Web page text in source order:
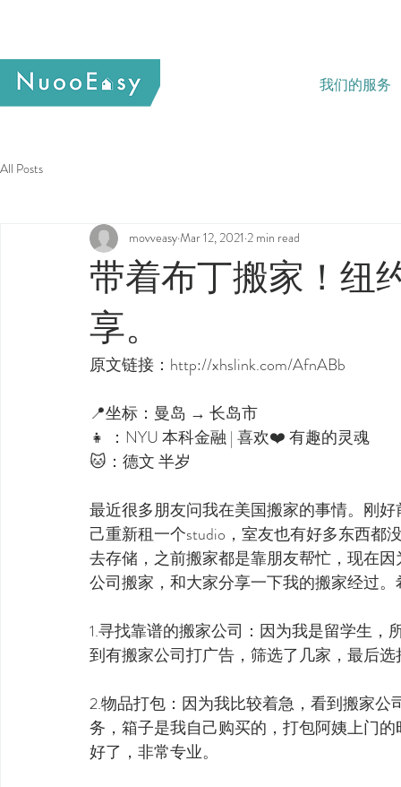
我们的服务
All Posts
带着布丁搬家！纽
享。
movveasyMar 12, 2021 2 min read
原文链接：http://xhslink.com/AfnABb
📍坐标：曼岛 → 长岛市
👧 ：NYU 本科金融 | 喜欢❤️ 有趣的灵魂
🐱：德文 半岁
最近很多朋友问我在美国搬家的事情。刚
己重新租一个studio，室友也有好多东西都
去存储，之前搬家都是靠朋友帮忙，现在
公司搬家，和大家分享一下我的搬家经过
1.寻找靠谱的搬家公司：因为我是留学生
到有搬家公司打广告，筛选了几家，最后
2.物品打包：因为我比较着急，看到搬家
务，箱子是我自己购买的，打包阿姨上门
好了，非常专业。